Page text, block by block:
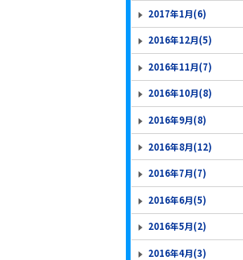
2017年1月(6)
2016年12月(5)
2016年11月(7)
2016年10月(8)
2016年9月(8)
2016年8月(12)
2016年7月(7)
2016年6月(5)
2016年5月(2)
2016年4月(3)